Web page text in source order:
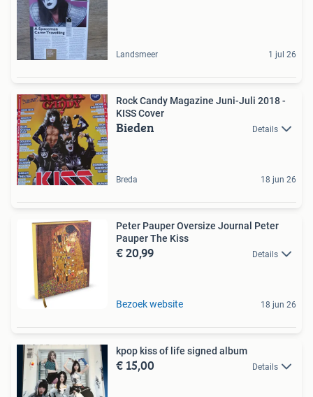
Landsmeer 1 jul 26
Rock Candy Magazine Juni-Juli 2018 -
KISS Cover
Bieden Details
Breda 18 jun 26
Peter Pauper Oversize Journal Peter
Pauper The Kiss
€ 20,99 Details
Bezoek website 18 jun 26
kpop kiss of life signed album
€ 15,00 Details